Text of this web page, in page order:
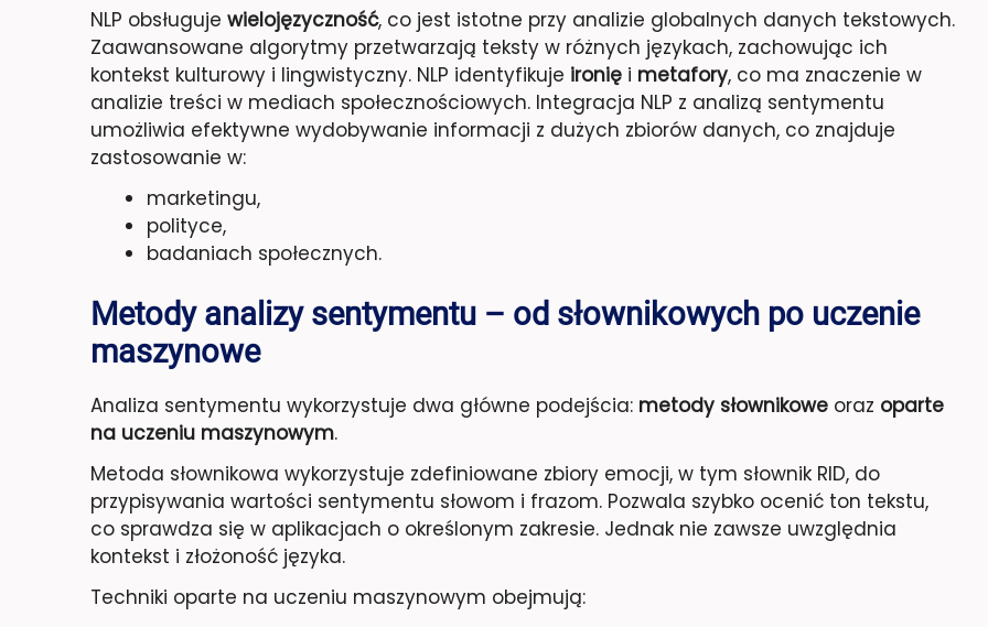
NLP obsługuje wielojęzyczność, co jest istotne przy analizie globalnych danych tekstowych.
Zaawansowane algorytmy przetwarzają teksty w różnych językach, zachowując ich
kontekst kulturowy i lingwistyczny. NLP identyfikuje ironię i metafory, co ma znaczenie w
analizie treści w mediach społecznościowych. Integracja NLP z analizą sentymentu
umożliwia efektywne wydobywanie informacji z dużych zbiorów danych, co znajduje
zastosowanie w:
marketingu,
polityce,
badaniach społecznych.
Metody analizy sentymentu – od słownikowych po uczenie
maszynowe
Analiza sentymentu wykorzystuje dwa główne podejścia: metody słownikowe oraz oparte
na uczeniu maszynowym.
Metoda słownikowa wykorzystuje zdefiniowane zbiory emocji, w tym słownik RID, do
przypisywania wartości sentymentu słowom i frazom. Pozwala szybko ocenić ton tekstu,
co sprawdza się w aplikacjach o określonym zakresie. Jednak nie zawsze uwzględnia
kontekst i złożoność języka.
Techniki oparte na uczeniu maszynowym obejmują: